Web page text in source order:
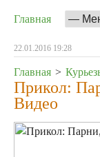
Главная
22.01.2016 19:28
Главная >
Прикол:
Видео